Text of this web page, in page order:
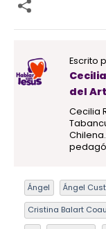
Escrito
del
Cecilia
Ángel Ángel
Cristina Balart